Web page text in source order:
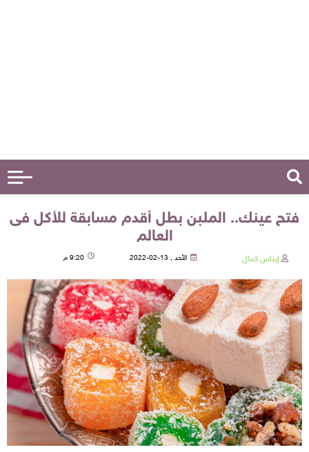
فتح عينك.. الملبن بطل أقدم مسابقة للأكل فى
العالم
إيناس كمال الأحد , 13-02-2022 9:20 م